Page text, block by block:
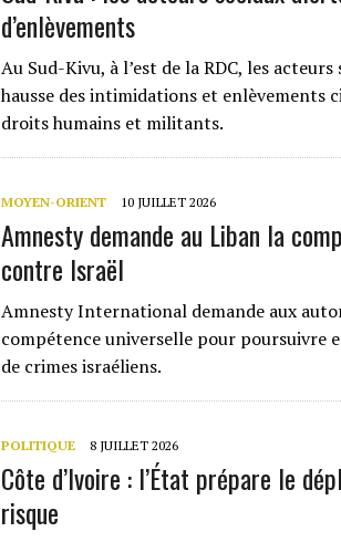
d’enlèvements
Au Sud-Kivu, à l’est de la RDC, les
hausse des intimidations et enlèvements
droits humains et militants.
MOYEN-ORIENT 10 JUILLET 2026
Amnesty demande au Liban la
contre Israël
Amnesty International demande aux
compétence universelle pour poursuivre
de crimes israéliens.
POLITIQUE 8 JUILLET 2026
Côte d’Ivoire : l’État prépare le
risque